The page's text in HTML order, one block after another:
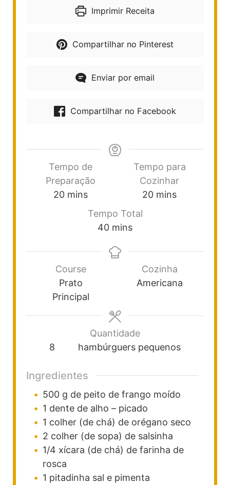
Imprimir Receita
Compartilhar no Pinterest
Enviar por email
Compartilhar no Facebook
Tempo de
Preparação
20 mins
Tempo para
Cozinhar
20 mins
Tempo Total
40 mins
Course
Prato
Principal
Cozinha
Americana
Quantidade
8
hambúrguers pequenos
Ingredientes
500 g de peito de frango moído
1 dente de alho – picado
1 colher (de chá) de orégano seco
2 colher (de sopa) de salsinha
1/4 xícara (de chá) de farinha de
rosca
1 pitadinha sal e pimenta